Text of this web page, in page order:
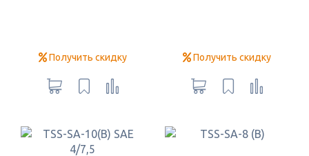
Получить скидку Получить скидку